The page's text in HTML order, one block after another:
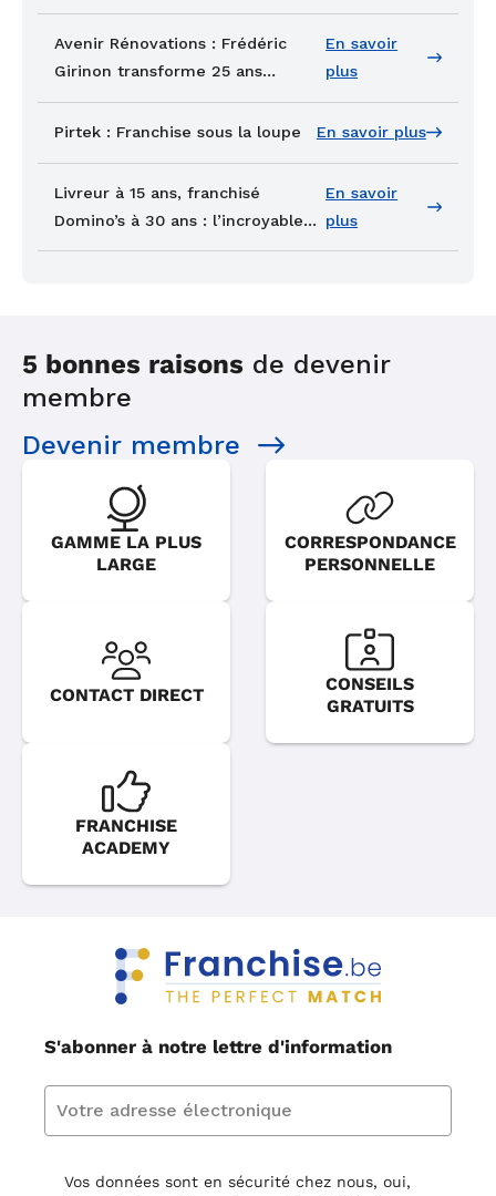
entrepreneuriale
Avenir Rénovations : Frédéric
Girinon transforme 25 ans
d’expertise technique en projet
entrepreneurial
En savoir
plus
Pirtek : Franchise sous la loupe En savoir plus
Livreur à 15 ans, franchisé
Domino’s à 30 ans : l’incroyable
parcours d’Alex au sein de
En savoir
plus
5 bonnes raisons de devenir
membre
Devenir membre
GAMME LA PLUS
LARGE
CORRESPONDANCE
PERSONNELLE
CONTACT DIRECT
CONSEILS
GRATUITS
FRANCHISE
ACADEMY
S'abonner à notre lettre d'information
Vos données sont en sécurité chez nous, oui,